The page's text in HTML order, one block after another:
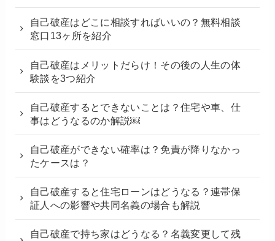
自己破産はどこに相談すればいいの？無料相談
窓口13ヶ所を紹介
自己破産はメリットだらけ！その後の人生の体
験談を3つ紹介
自己破産するとできないことは？住宅や車、仕
事はどうなるのか解説￼
自己破産ができない確率は？免責が降りなかっ
たケースは？
自己破産すると住宅ローンはどうなる？連帯保
証人への影響や共同名義の場合も解説
自己破産で持ち家はどうなる？名義変更して残